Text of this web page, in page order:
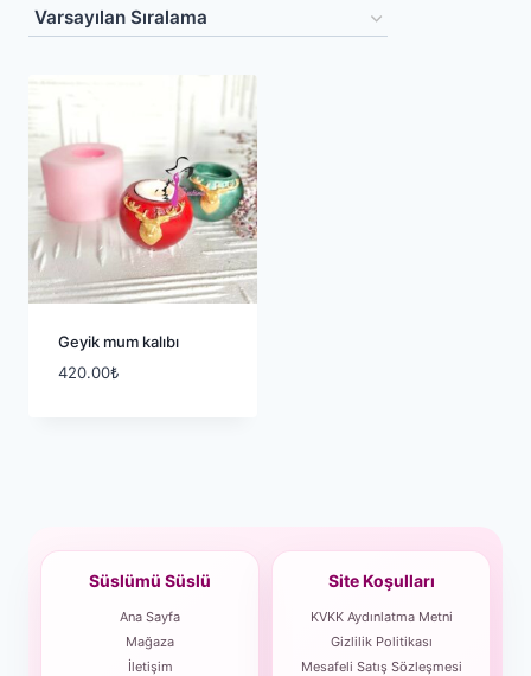
Geyik mum kalıbı
420.00₺
Süslümü Süslü
Ana Sayfa
Mağaza
İletişim
Site Koşulları
KVKK Aydınlatma Metni
Gizlilik Politikası
Mesafeli Satış Sözleşmesi